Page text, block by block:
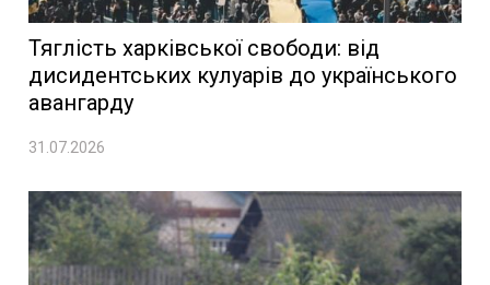
Тяглість харківської свободи: від
дисидентських кулуарів до українського
авангарду
31.07.2026